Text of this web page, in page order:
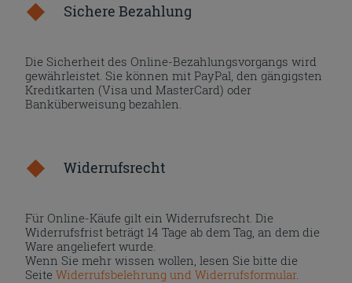
Sichere Bezahlung
Die Sicherheit des Online-Bezahlungsvorgangs wird
gewährleistet. Sie können mit PayPal, den gängigsten
Kreditkarten (Visa und MasterCard) oder
Banküberweisung bezahlen.
Widerrufsrecht
Für Online-Käufe gilt ein Widerrufsrecht. Die
Widerrufsfrist beträgt 14 Tage ab dem Tag, an dem die
Ware angeliefert wurde.
Wenn Sie mehr wissen wollen, lesen Sie bitte die
SeiteWiderrufsbelehrung und Widerrufsformular.